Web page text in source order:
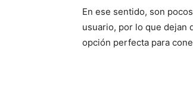
En ese sentido, son
usuario, por lo que dejan
opción perfecta para